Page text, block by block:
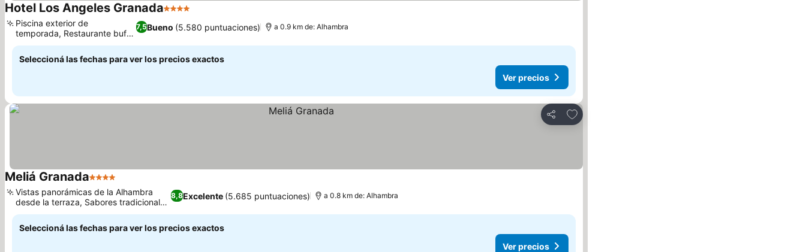
Hotel Los Angeles Granada4 Estrellas
7,5Bueno (5.580 puntuaciones)
Piscina exterior de
temporada, Restaurante bufé
andaluz
a 0.9 km de: Alhambra
Seleccioná las fechas para ver los precios exactos
Ver precios
Compartir
Añadir a favoritos
Meliá Granada4 Estrellas
8,8Excelente (5.685 puntuaciones)
Vistas panorámicas de la Alhambra
desde la terraza, Sabores tradicionales
en Ola 1971
a 0.8 km de: Alhambra
Seleccioná las fechas para ver los precios exactos
Ver precios